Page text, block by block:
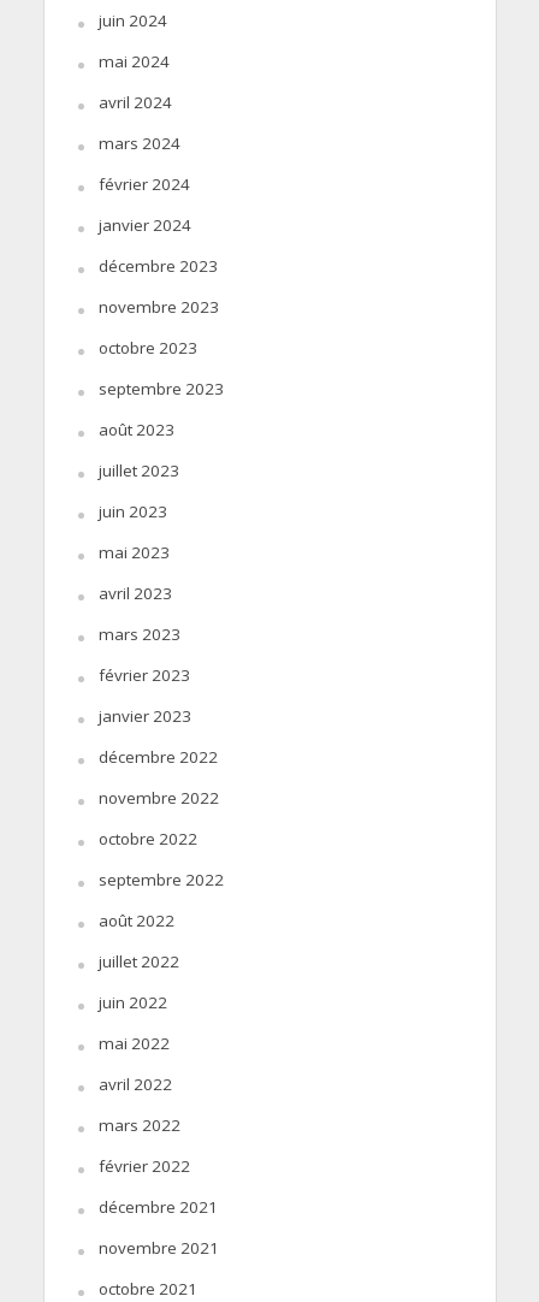
juin 2024
mai 2024
avril 2024
mars 2024
février 2024
janvier 2024
décembre 2023
novembre 2023
octobre 2023
septembre 2023
août 2023
juillet 2023
juin 2023
mai 2023
avril 2023
mars 2023
février 2023
janvier 2023
décembre 2022
novembre 2022
octobre 2022
septembre 2022
août 2022
juillet 2022
juin 2022
mai 2022
avril 2022
mars 2022
février 2022
décembre 2021
novembre 2021
octobre 2021